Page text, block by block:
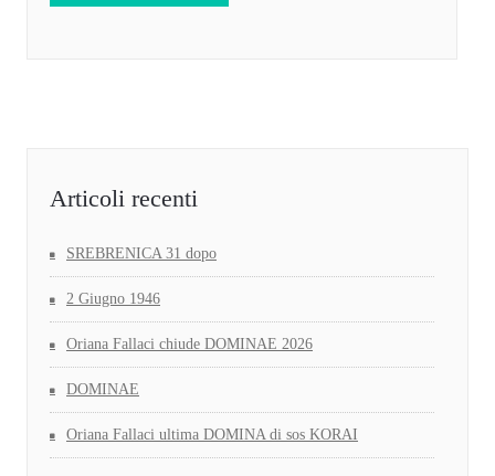
Articoli recenti
SREBRENICA 31 dopo
2 Giugno 1946
Oriana Fallaci chiude DOMINAE 2026
DOMINAE
Oriana Fallaci ultima DOMINA di sos KORAI